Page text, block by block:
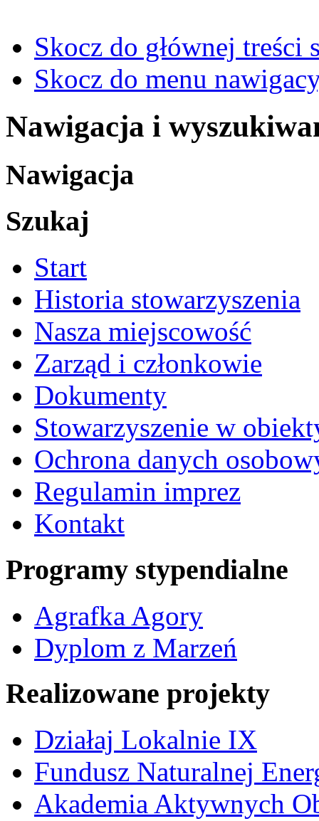
Skocz do głównej treści
Skocz do menu
Nawigacja i
Nawigacja
Szukaj
Start
Historia stowarzyszenia
Nasza miejscowość
Zarząd i członkowie
Dokumenty
Stowarzyszenie w
Ochrona danych
Regulamin imprez
Kontakt
Programy stypendialne
Agrafka Agory
Dyplom z Marzeń
Realizowane projekty
Działaj Lokalnie IX
Fundusz Naturalnej
Akademia Aktywnych